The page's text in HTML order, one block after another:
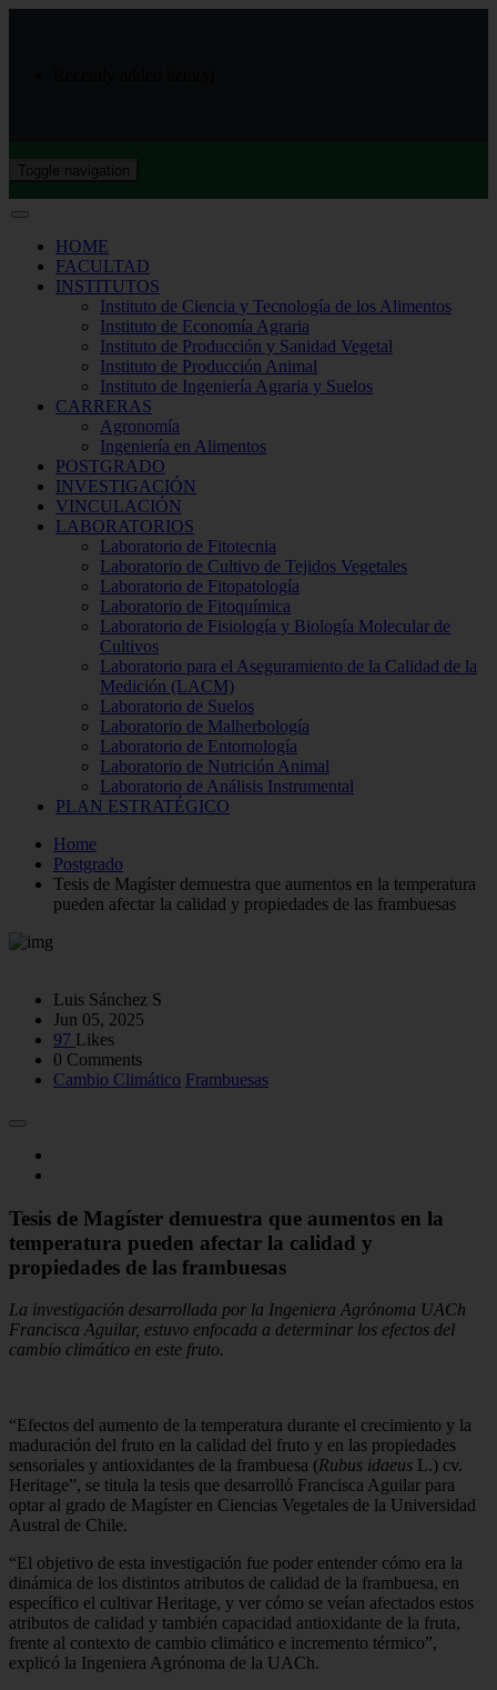
Toggle navigation
HOME
FACULTAD
INSTITUTOS
Instituto de Ciencia y Tecnología de los Alimentos
Instituto de Economía Agraria
Instituto de Producción y Sanidad Vegetal
Instituto de Producción Animal
Instituto de Ingeniería Agraria y Suelos
CARRERAS
Agronomía
Ingeniería en Alimentos
POSTGRADO
INVESTIGACIÓN
VINCULACIÓN
LABORATORIOS
Laboratorio de Fitotecnia
Laboratorio de Cultivo de Tejidos Vegetales
Laboratorio de Fitopatología
Laboratorio de Fitoquímica
Laboratorio de Fisiología y Biología Molecular de
Cultivos
Laboratorio para el Aseguramiento de la Calidad de la
Medición (LACM)
Laboratorio de Suelos
Laboratorio de Malherbología
Laboratorio de Entomología
Laboratorio de Nutrición Animal
Laboratorio de Análisis Instrumental
PLAN ESTRATÉGICO
Home
Postgrado
Tesis de Magíster demuestra que aumentos en la temperatura
pueden afectar la calidad y propiedades de las frambuesas
Luis Sánchez S
Jun 05, 2025
97 Likes
0 Comments
Cambio Climático Frambuesas
Tesis de Magíster demuestra que aumentos en la
temperatura pueden afectar la calidad y
propiedades de las frambuesas
La investigación desarrollada por la Ingeniera Agrónoma UACh
Francisca Aguilar, estuvo enfocada a determinar los efectos del
cambio climático en este fruto.
“Efectos del aumento de la temperatura durante el crecimiento y la
maduración del fruto en la calidad del fruto y en las propiedades
sensoriales y antioxidantes de la frambuesa (Rubus idaeus L.) cv.
Heritage”, se titula la tesis que desarrolló Francisca Aguilar para
optar al grado de Magíster en Ciencias Vegetales de la Universidad
Austral de Chile.
“El objetivo de esta investigación fue poder entender cómo era la
dinámica de los distintos atributos de calidad de la frambuesa, en
específico el cultivar Heritage, y ver cómo se veían afectados estos
atributos de calidad y también capacidad antioxidante de la fruta,
frente al contexto de cambio climático e incremento térmico”,
explicó la Ingeniera Agrónoma de la UACh.